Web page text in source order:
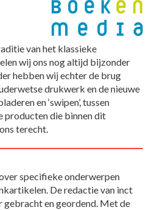
van het klassieke
wij ons nog altijd bijzonder
hebben wij echter de brug
drukwerk en de nieuwe
en ‘swipen’, tussen
producten die binnen dit
terecht.
specifieke onderwerpen
De redactie van inct
en geordend. Met de